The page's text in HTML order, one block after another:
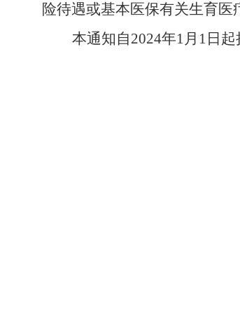
险待遇或基本医保有关生育医
本通知自2024年1月1日起